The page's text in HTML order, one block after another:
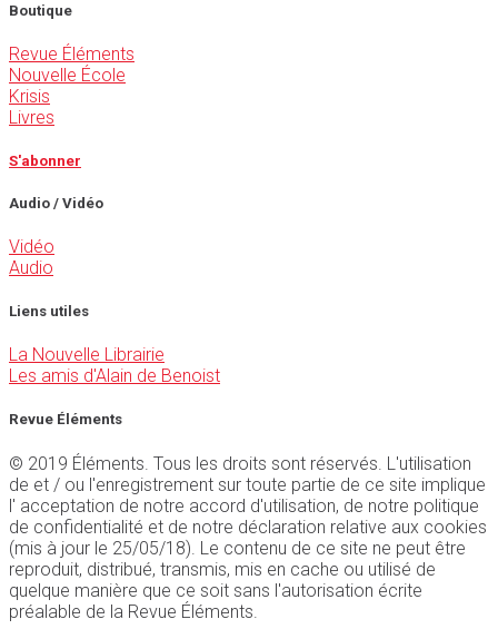
Boutique
Revue Éléments
Nouvelle École
Krisis
Livres
S'abonner
Audio / Vidéo
Vidéo
Audio
Liens utiles
La Nouvelle Librairie
Les amis d'Alain de Benoist
Revue Éléments
© 2019 Éléments. Tous les droits sont réservés. L'utilisation
de et / ou l'enregistrement sur toute partie de ce site implique
l' acceptation de notre accord d'utilisation, de notre politique
de confidentialité et de notre déclaration relative aux cookies
(mis à jour le 25/05/18). Le contenu de ce site ne peut être
reproduit, distribué, transmis, mis en cache ou utilisé de
quelque manière que ce soit sans l'autorisation écrite
préalable de la Revue Éléments.